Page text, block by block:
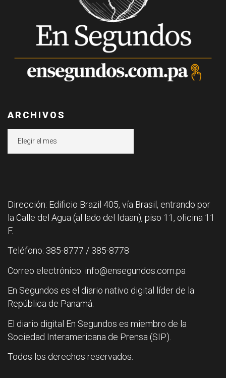
ARCHIVOS
Dirección: Edificio Brazil 405, vía Brasil, entrando por
la Calle del Agua (al lado del Idaan), piso 11, oficina 11
F.
Teléfono: 385-8777 / 385-8778
Correo electrónico: info@ensegundos.com.pa
En Segundos es el diario nativo digital líder de la
República de Panamá.
El diario digital En Segundos es miembro de la
Sociedad Interamericana de Prensa (SIP).
Todos los derechos reservados.